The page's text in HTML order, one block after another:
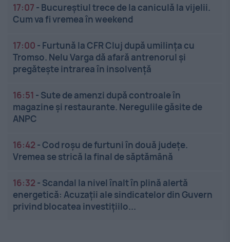
17:07 - Bucureștiul trece de la caniculă la vijelii.
Cum va fi vremea în weekend
17:00 - Furtună la CFR Cluj după umilința cu
Tromso. Nelu Varga dă afară antrenorul și
pregătește intrarea în insolvență
16:51 - Sute de amenzi după controale în
magazine și restaurante. Neregulile găsite de
ANPC
16:42 -Cod roșu de furtuni în două județe.
Vremea se strică la final de săptămână
16:32 - Scandal la nivel înalt în plină alertă
energetică: Acuzații ale sindicatelor din Guvern
privind blocatea investițiilo...